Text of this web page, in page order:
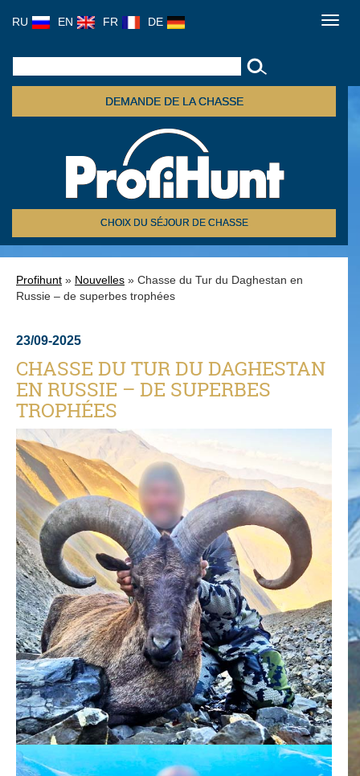
RU EN FR DE
DEMANDE DE LA CHASSE
CHOIX DU SÉJOUR DE CHASSE
Profihunt » Nouvelles » Chasse du Tur du Daghestan en
Russie – de superbes trophées
23/09-2025
CHASSE DU TUR DU DAGHESTAN
EN RUSSIE – DE SUPERBES
TROPHÉES